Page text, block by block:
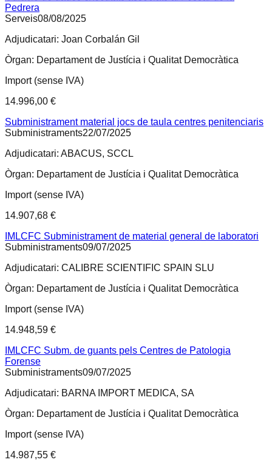
Pedrera
Serveis08/08/2025
Adjudicatari: Joan Corbalán Gil
Òrgan: Departament de Justícia i Qualitat Democràtica
Import (sense IVA)
14.996,00 €
Subministrament material jocs de taula centres penitenciaris
Subministraments22/07/2025
Adjudicatari: ABACUS, SCCL
Òrgan: Departament de Justícia i Qualitat Democràtica
Import (sense IVA)
14.907,68 €
IMLCFC Subministrament de material general de laboratori
Subministraments09/07/2025
Adjudicatari: CALIBRE SCIENTIFIC SPAIN SLU
Òrgan: Departament de Justícia i Qualitat Democràtica
Import (sense IVA)
14.948,59 €
IMLCFC Subm. de guants pels Centres de Patologia
Forense
Subministraments09/07/2025
Adjudicatari: BARNA IMPORT MEDICA, SA
Òrgan: Departament de Justícia i Qualitat Democràtica
Import (sense IVA)
14.987,55 €